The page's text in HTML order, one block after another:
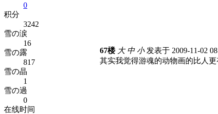
0
积分
3242
雪の涙
16
雪の露
817
雪の晶
1
雪の過
0
在线时间
67楼 大 中 小发表于 2009-11-02
其实我觉得游魂的动物画的比人